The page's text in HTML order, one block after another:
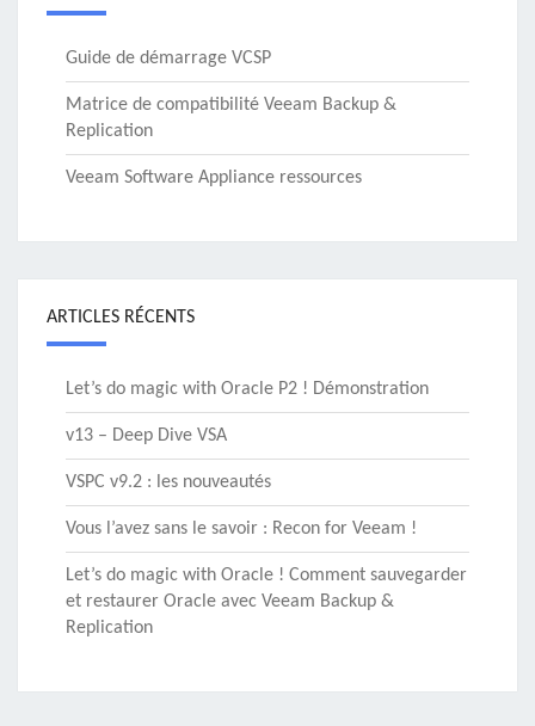
Guide de démarrage VCSP
Matrice de compatibilité Veeam Backup &
Replication
Veeam Software Appliance ressources
ARTICLES RÉCENTS
Let’s do magic with Oracle P2 ! Démonstration
v13 – Deep Dive VSA
VSPC v9.2 : les nouveautés
Vous l’avez sans le savoir : Recon for Veeam !
Let’s do magic with Oracle ! Comment sauvegarder
et restaurer Oracle avec Veeam Backup &
Replication